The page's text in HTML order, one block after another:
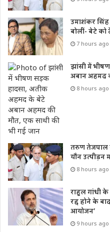
उमाशंकर सिंह
बोलीं- बेटे
7 hours ago
झांसी में
अबान अहमद
8 hours ago
तरुण तेजपाल
यौन उत्पीड़न
8 hours ago
राहुल गांधी
रद्द होने के
आयोजन’
9 hours ago